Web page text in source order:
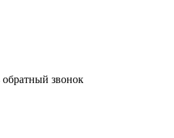
обратный звонок